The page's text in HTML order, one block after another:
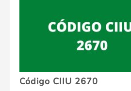
Código CIIU 2670